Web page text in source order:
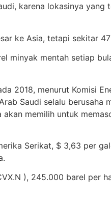
karena lokasinya
ke Asia, tetapi sekitar
minyak mentah setiap
2018, menurut Komisi
Saudi selalu berusaha
memilih untuk
Serikat, $ 3,63 per
), 245.000 barel per